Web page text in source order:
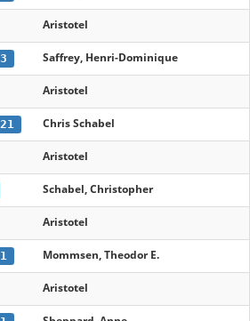
Aristotel
Saffrey, Henri-Dominique
Aristotel
Chris Schabel
Aristotel
Schabel, Christopher
Aristotel
Mommsen, Theodor E.
Aristotel